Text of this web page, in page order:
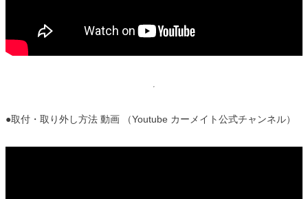
●取付・取り外し方法 動画 （Youtube カーメイト公式チャンネル）